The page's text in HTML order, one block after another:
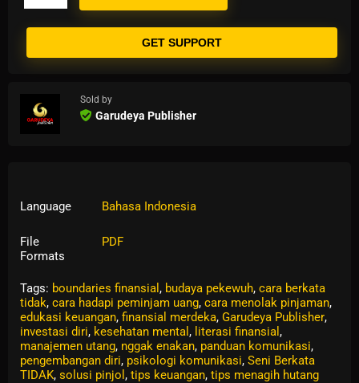
GET SUPPORT
Sold by
Garudeya Publisher
Language Bahasa Indonesia
File
Formats
PDF
Tags: boundaries finansial , budaya pekewuh, cara berkata
tidak, cara hadapi peminjam uang, cara menolak pinjaman,
edukasi keuangan, finansial merdeka, Garudeya Publisher,
investasi diri, kesehatan mental , literasi finansial ,
manajemen utang, nggak enakan, panduan komunikasi,
pengembangan diri, psikologi komunikasi, Seni Berkata
TIDAK, solusi pinjol , tips keuangan, tips menagih hutang